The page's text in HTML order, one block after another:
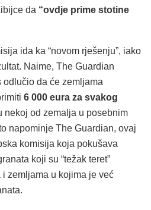
da “ovdje prime stotine
ida ka “novom rješenju”, iako
Naime, The Guardian
da će zemljama
6 000 eura za svakog
nekoj od zemalja u posebnim
napominje The Guardian, ovaj
komisija koja pokušava
koji su “težak teret”
zemljama u kojima je već